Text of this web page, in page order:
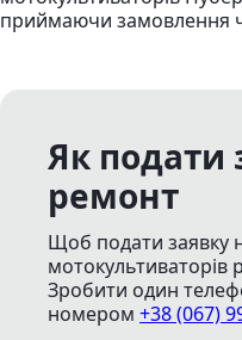
приймаючи замовлення
Як подати
ремонт
Щоб подати заявку
Зробити один
номером +38 (067)